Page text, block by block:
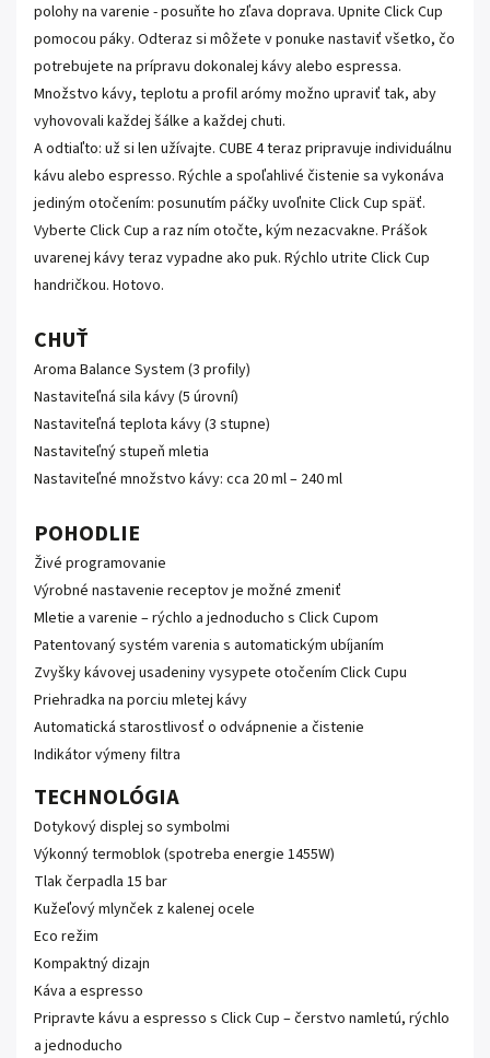
polohy na varenie - posuňte ho zľava doprava. Upnite Click Cup
pomocou páky. Odteraz si môžete v ponuke nastaviť všetko, čo
potrebujete na prípravu dokonalej kávy alebo espressa.
Množstvo kávy, teplotu a profil arómy možno upraviť tak, aby
vyhovovali každej šálke a každej chuti.
A odtiaľto: už si len užívajte. CUBE 4 teraz pripravuje individuálnu
kávu alebo espresso. Rýchle a spoľahlivé čistenie sa vykonáva
jediným otočením: posunutím páčky uvoľnite Click Cup späť.
Vyberte Click Cup a raz ním otočte, kým nezacvakne. Prášok
uvarenej kávy teraz vypadne ako puk. Rýchlo utrite Click Cup
handričkou. Hotovo.
CHUŤ
Aroma Balance System (3 profily)
Nastaviteľná sila kávy (5 úrovní)
Nastaviteľná teplota kávy (3 stupne)
Nastaviteľný stupeň mletia
Nastaviteľné množstvo kávy: cca 20 ml – 240 ml
POHODLIE
Živé programovanie
Výrobné nastavenie receptov je možné zmeniť
Mletie a varenie – rýchlo a jednoducho s Click Cupom
Patentovaný systém varenia s automatickým ubíjaním
Zvyšky kávovej usadeniny vysypete otočením Click Cupu
Priehradka na porciu mletej kávy
Automatická starostlivosť o odvápnenie a čistenie
Indikátor výmeny filtra
TECHNOLÓGIA
Dotykový displej so symbolmi
Výkonný termoblok (spotreba energie 1455W)
Tlak čerpadla 15 bar
Kužeľový mlynček z kalenej ocele
Eco režim
Kompaktný dizajn
Káva a espresso
Pripravte kávu a espresso s Click Cup – čerstvo namletú, rýchlo
a jednoducho